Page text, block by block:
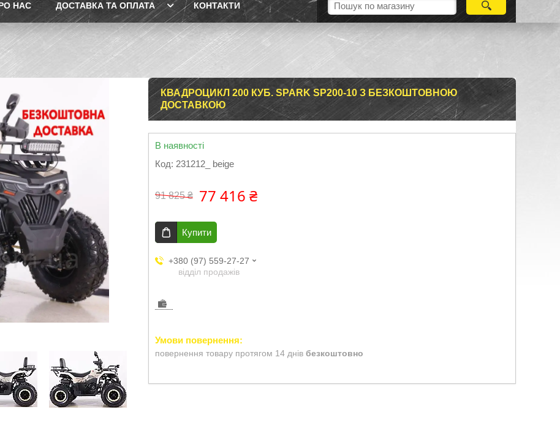
НАС ДОСТАВКА ТА ОПЛАТА КОНТАКТИ
КВАДРОЦИКЛ 200 КУБ. SPARK SP200-10 З БЕЗКОШТОВНОЮ
ДОСТАВКОЮ
В наявності
Код: 231212_ beige
91 825 ₴ 77 416 ₴
Купити
+380 (97) 559-27-27
відділ продажів
повернення товару протягом 14 днів безкоштовно